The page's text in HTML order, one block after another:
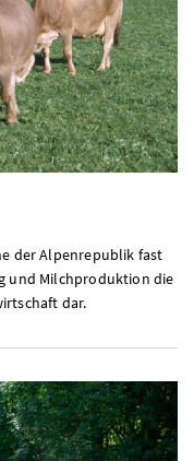
der Alpenrepublik fast
und Milchproduktion die
dar.